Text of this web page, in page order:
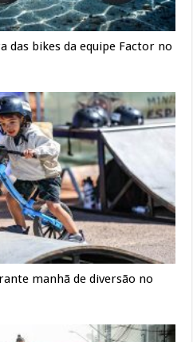
das bikes da equipe Factor no
manhã de diversão no